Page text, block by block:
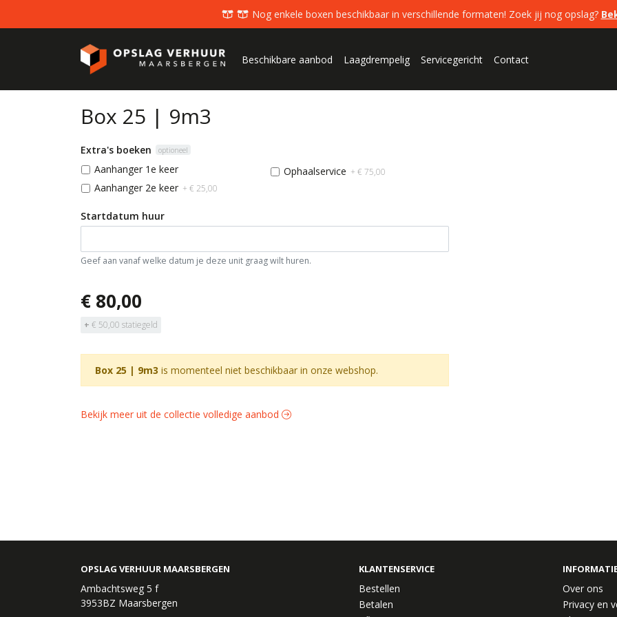
  Nog enkele boxen beschikbaar in verschillende formaten! Zoek jij nog opslag?
Beschikbare aanbod Laagdrempelig Servicegericht Contact
Box 25 | 9m3
Extra's boeken optioneel
Aanhanger 1e keer
Aanhanger 2e keer + € 25,00
Ophaalservice + € 75,00
Startdatum huur
Geef aan vanaf welke datum je deze unit graag wilt huren.
€ 80,00
+ € 50,00 statiegeld
Box 25 | 9m3 is momenteel niet beschikbaar in onze webshop.
Bekijk meer uit de collectie volledige aanbod
OPSLAG VERHUUR MAARSBERGEN
Ambachtsweg 5 f
3953BZ Maarsbergen
KLANTENSERVICE
Bestellen
Betalen
Over ons
Privacy en